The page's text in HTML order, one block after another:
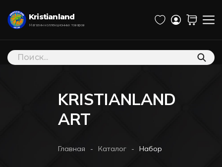
Kristianland
Магазин коллекционных товаров
Поиск
товаров
KRISTIANLAND
ART
Главная - Каталог - Набор из 4 Мини-